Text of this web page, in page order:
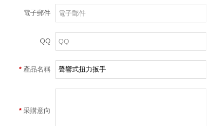
電子郵件
QQ
* 產品名稱
*采購意向